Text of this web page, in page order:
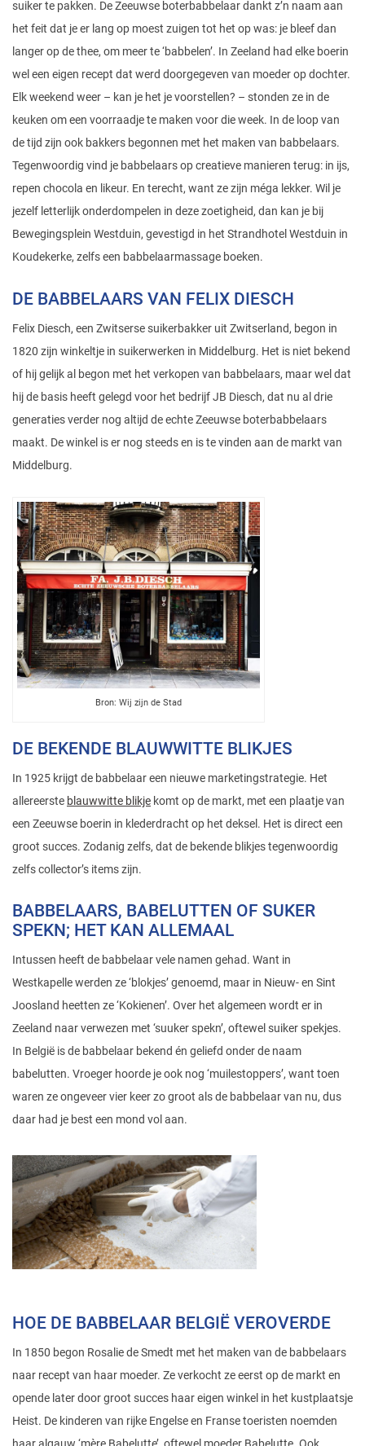
suiker te pakken. De Zeeuwse boterbabbelaar dankt z’n naam aan
het feit dat je er lang op moest zuigen tot het op was: je bleef dan
langer op de thee, om meer te ‘babbelen’. In Zeeland had elke boerin
wel een eigen recept dat werd doorgegeven van moeder op dochter.
Elk weekend weer – kan je het je voorstellen? – stonden ze in de
keuken om een voorraadje te maken voor die week. In de loop van
de tijd zijn ook bakkers begonnen met het maken van babbelaars.
Tegenwoordig vind je babbelaars op creatieve manieren terug: in ijs,
repen chocola en likeur. En terecht, want ze zijn méga lekker. Wil je
jezelf letterlijk onderdompelen in deze zoetigheid, dan kan je bij
Bewegingsplein Westduin, gevestigd in het Strandhotel Westduin in
Koudekerke, zelfs een babbelaarmassage boeken.
DE BABBELAARS VAN FELIX DIESCH
Felix Diesch, een Zwitserse suikerbakker uit Zwitserland, begon in
1820 zijn winkeltje in suikerwerken in Middelburg. Het is niet bekend
of hij gelijk al begon met het verkopen van babbelaars, maar wel dat
hij de basis heeft gelegd voor het bedrijf JB Diesch, dat nu al drie
generaties verder nog altijd de echte Zeeuwse boterbabbelaars
maakt. De winkel is er nog steeds en is te vinden aan de markt van
Middelburg.
Bron: Wij zijn de Stad
DE BEKENDE BLAUWWITTE BLIKJES
In 1925 krijgt de babbelaar een nieuwe marketingstrategie. Het
allereerste blauwwitte blikje komt op de markt, met een plaatje van
een Zeeuwse boerin in klederdracht op het deksel. Het is direct een
groot succes. Zodanig zelfs, dat de bekende blikjes tegenwoordig
zelfs collector’s items zijn.
BABBELAARS, BABELUTTEN OF SUKER
SPEKN; HET KAN ALLEMAAL
Intussen heeft de babbelaar vele namen gehad. Want in
Westkapelle werden ze ‘blokjes’ genoemd, maar in Nieuw- en Sint
Joosland heetten ze ‘Kokienen’. Over het algemeen wordt er in
Zeeland naar verwezen met ‘suuker spekn’, oftewel suiker spekjes.
In België is de babbelaar bekend én geliefd onder de naam
babelutten. Vroeger hoorde je ook nog ‘muilestoppers’, want toen
waren ze ongeveer vier keer zo groot als de babbelaar van nu, dus
daar had je best een mond vol aan.
HOE DE BABBELAAR BELGIË VEROVERDE
In 1850 begon Rosalie de Smedt met het maken van de babbelaars
naar recept van haar moeder. Ze verkocht ze eerst op de markt en
opende later door groot succes haar eigen winkel in het kustplaatsje
Heist. De kinderen van rijke Engelse en Franse toeristen noemden